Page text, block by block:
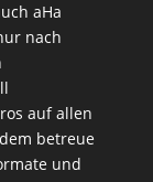
aHa
nach
auf allen
betreue
und